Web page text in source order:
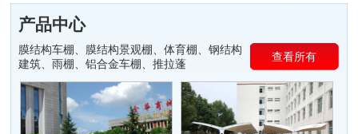
产品中心
膜结构车棚、膜结构景观棚、体育棚、钢结构
建筑、雨棚、铝合金车棚、推拉蓬
查看所有